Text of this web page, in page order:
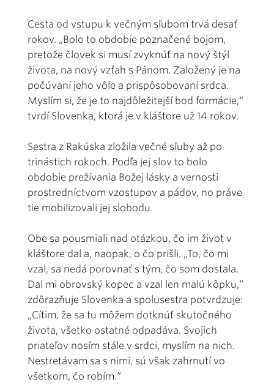
Cesta od vstupu k večným sľubom trvá desať
rokov. „Bolo to obdobie poznačené bojom,
pretože človek si musí zvyknúť na nový štýl
života, na nový vzťah s Pánom. Založený je na
počúvaní jeho vôle a prispôsobovaní srdca.
Myslím si, že je to najdôležitejší bod formácie,“
tvrdí Slovenka, ktorá je v kláštore už 14 rokov.
Sestra z Rakúska zložila večné sľuby až po
trinástich rokoch. Podľa jej slov to bolo
obdobie prežívania Božej lásky a vernosti
prostredníctvom vzostupov a pádov, no práve
tie mobilizovali jej slobodu.
Obe sa pousmiali nad otázkou, čo im život v
kláštore dal a, naopak, o čo prišli. „To, čo mi
vzal, sa nedá porovnať s tým, čo som dostala.
Dal mi obrovský kopec a vzal len malú kôpku,“
zdôrazňuje Slovenka a spolusestra potvrdzuje:
„Cítim, že sa tu môžem dotknúť skutočného
života, všetko ostatné odpadáva. Svojich
priateľov nosím stále v srdci, myslím na nich.
Nestretávam sa s nimi, sú však zahrnutí vo
všetkom, čo robím.“